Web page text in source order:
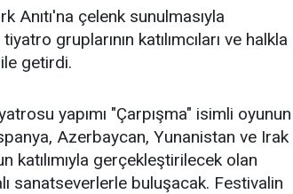
Anıtı'na çelenk sunulmasıyla
gruplarının katılımcıları ve halkla
getirdi.
yapımı "Çarpışma" isimli oyunun
Azerbaycan, Yunanistan ve Irak
katılımıyla gerçekleştirilecek olan
sanatseverlerle buluşacak. Festivalin